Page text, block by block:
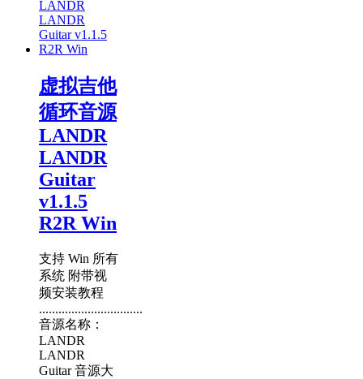
虚拟吉他
循环音源
LANDR
LANDR
Guitar
v1.1.5
R2R Win
支持 Win 所有
系统 附带视
频安装教程
................................
音源名称：
LANDR
LANDR
Guitar 音源大